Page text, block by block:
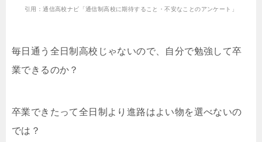
引用：通信高校ナビ「通信制高校に期待すること・不安なことのアンケート」
毎日通う全日制高校じゃないので、自分で勉強して卒
業できるのか？
卒業できたって全日制より進路はよい物を選べないの
では？